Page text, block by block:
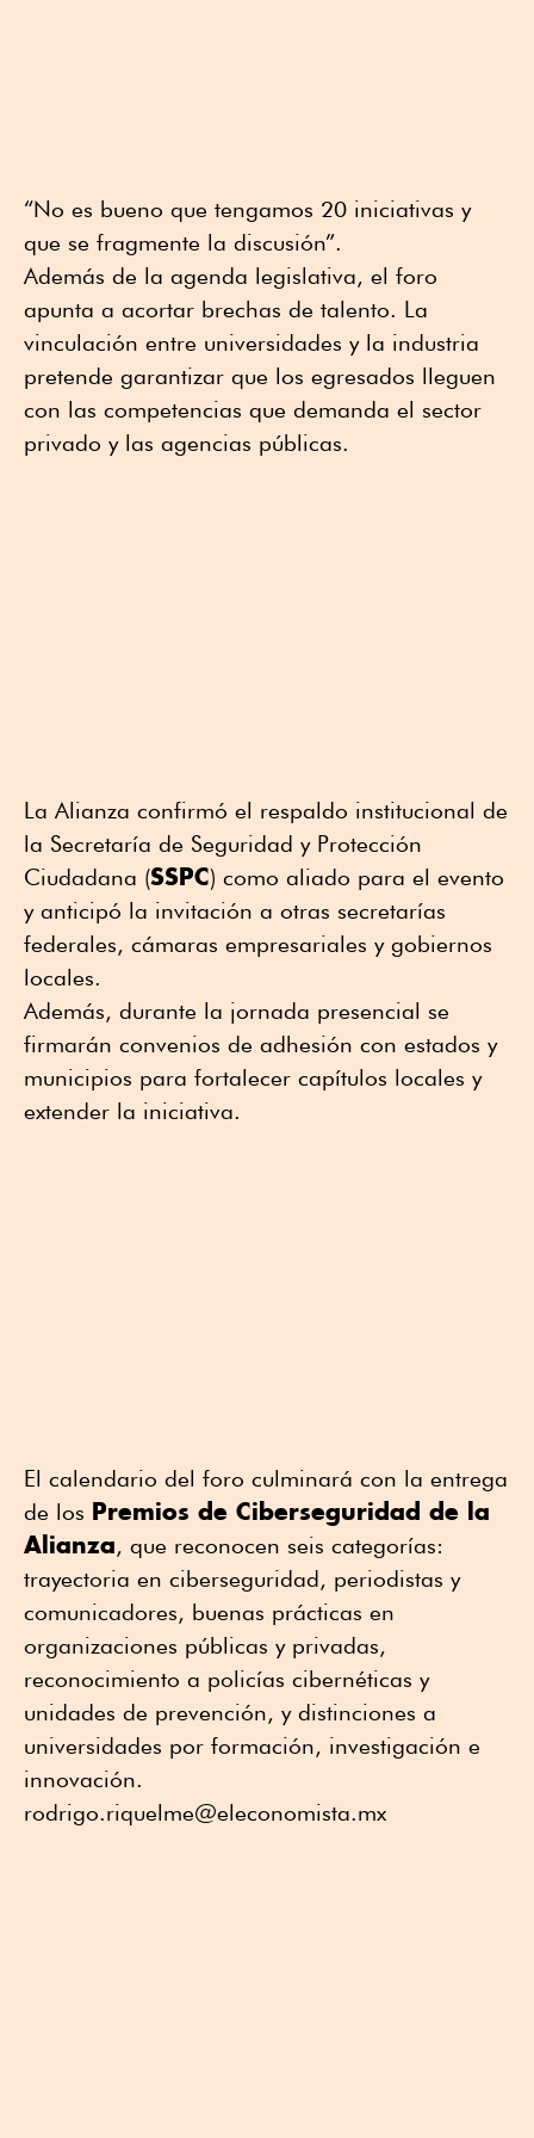
“No es bueno que tengamos 20 iniciativas y
que se fragmente la discusión”.
Además de la agenda legislativa, el foro
apunta a acortar brechas de talento. La
vinculación entre universidades y la industria
pretende garantizar que los egresados lleguen
con las competencias que demanda el sector
privado y las agencias públicas.
La Alianza confirmó el respaldo institucional de
la Secretaría de Seguridad y Protección
Ciudadana (SSPC) como aliado para el evento
y anticipó la invitación a otras secretarías
federales, cámaras empresariales y gobiernos
locales.
Además, durante la jornada presencial se
firmarán convenios de adhesión con estados y
municipios para fortalecer capítulos locales y
extender la iniciativa.
El calendario del foro culminará con la entrega
de los Premios de Ciberseguridad de la
Alianza, que reconocen seis categorías:
trayectoria en ciberseguridad, periodistas y
comunicadores, buenas prácticas en
organizaciones públicas y privadas,
reconocimiento a policías cibernéticas y
unidades de prevención, y distinciones a
universidades por formación, investigación e
innovación.
rodrigo.riquelme@eleconomista.mx